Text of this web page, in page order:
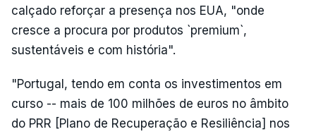
calçado reforçar a presença nos EUA, "onde
cresce a procura por produtos `premium`,
sustentáveis e com história".
"Portugal, tendo em conta os investimentos em
curso -- mais de 100 milhões de euros no âmbito
do PRR [Plano de Recuperação e Resiliência] nos